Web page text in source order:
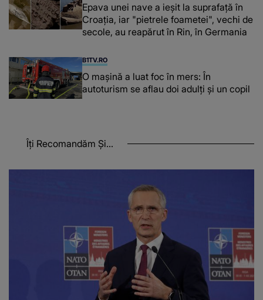
Epava unei nave a ieșit la suprafață în
Croația, iar "pietrele foametei", vechi de
secole, au reapărut în Rin, în Germania
B1TV.RO
O maşină a luat foc în mers: În
autoturism se aflau doi adulți și un copil
Îți Recomandăm Și...